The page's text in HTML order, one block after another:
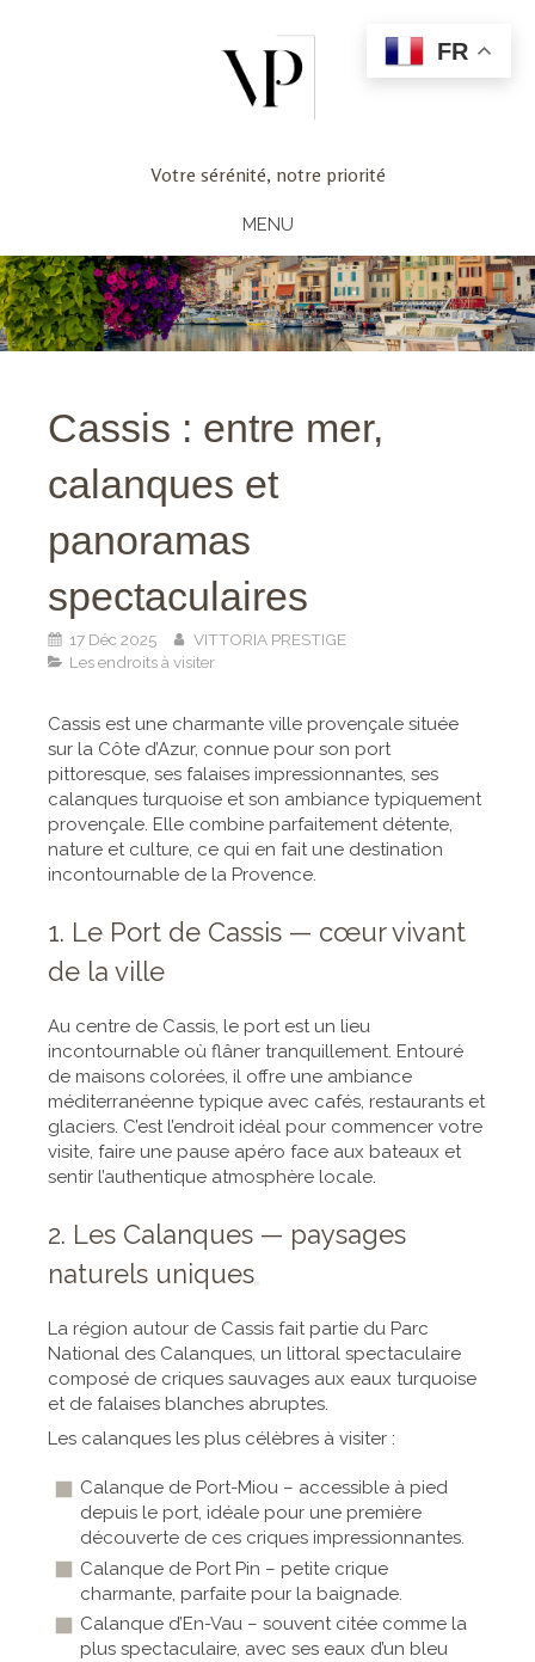
Votre sérénité, notre priorité
MENU
Cassis : entre mer,
calanques et
panoramas
spectaculaires
17 Déc 2025
VITTORIA PRESTIGE
Les endroits à visiter
Cassis est une charmante ville provençale située
sur la Côte d’Azur, connue pour son port
pittoresque, ses falaises impressionnantes, ses
calanques turquoise et son ambiance typiquement
provençale. Elle combine parfaitement détente,
nature et culture, ce qui en fait une destination
incontournable de la Provence.
1. Le Port de Cassis — cœur vivant
de la ville
Au centre de Cassis, le port est un lieu
incontournable où flâner tranquillement. Entouré
de maisons colorées, il offre une ambiance
méditerranéenne typique avec cafés, restaurants et
glaciers. C’est l’endroit idéal pour commencer votre
visite, faire une pause apéro face aux bateaux et
sentir l’authentique atmosphère locale.
2. Les Calanques — paysages
naturels uniques
La région autour de Cassis fait partie du Parc
National des Calanques, un littoral spectaculaire
composé de criques sauvages aux eaux turquoise
et de falaises blanches abruptes.
Les calanques les plus célèbres à visiter :
Calanque de Port-Miou – accessible à pied
depuis le port, idéale pour une première
découverte de ces criques impressionnantes.
Calanque de Port Pin – petite crique
charmante, parfaite pour la baignade.
Calanque d’En-Vau – souvent citée comme la
plus spectaculaire, avec ses eaux d’un bleu
FR